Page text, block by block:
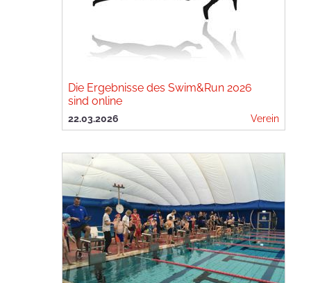
Die Ergebnisse des Swim&Run 2026
sind online
22.03.2026 Verein